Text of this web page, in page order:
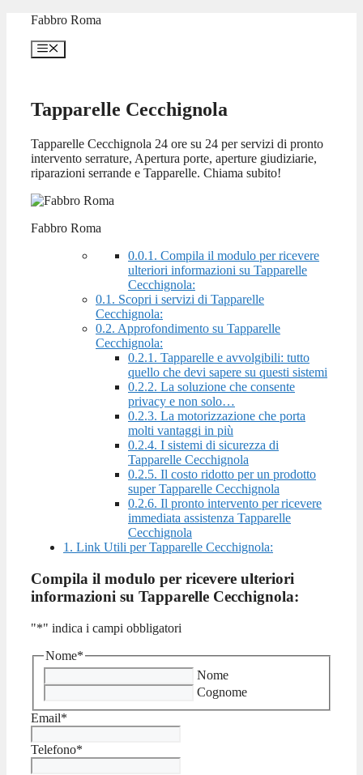
contenuto
Fabbro Roma
Menu
Tapparelle Cecchignola
Tapparelle Cecchignola 24 ore su 24 per servizi di pronto
intervento serrature, Apertura porte, aperture giudiziarie,
riparazioni serrande e Tapparelle. Chiama subito!
Fabbro Roma
0.0.1. Compila il modulo per ricevere
ulteriori informazioni su Tapparelle
Cecchignola:
0.1. Scopri i servizi di Tapparelle
Cecchignola:
0.2. Approfondimento su Tapparelle
Cecchignola:
0.2.1. Tapparelle e avvolgibili: tutto
quello che devi sapere su questi sistemi
0.2.2. La soluzione che consente
privacy e non solo…
0.2.3. La motorizzazione che porta
molti vantaggi in più
0.2.4. I sistemi di sicurezza di
Tapparelle Cecchignola
0.2.5. Il costo ridotto per un prodotto
super Tapparelle Cecchignola
0.2.6. Il pronto intervento per ricevere
immediata assistenza Tapparelle
Cecchignola
1. Link Utili per Tapparelle Cecchignola:
Compila il modulo per ricevere ulteriori
informazioni su Tapparelle Cecchignola:
"*" indica i campi obbligatori
Nome*
Nome
Cognome
Email*
Telefono*